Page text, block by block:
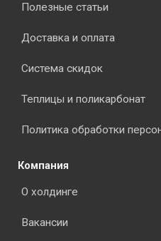
Полезные статьи
Доставка и оплата
Система скидок
Теплицы и поликарбонат
Политика обработки
Компания
О холдинге
Вакансии